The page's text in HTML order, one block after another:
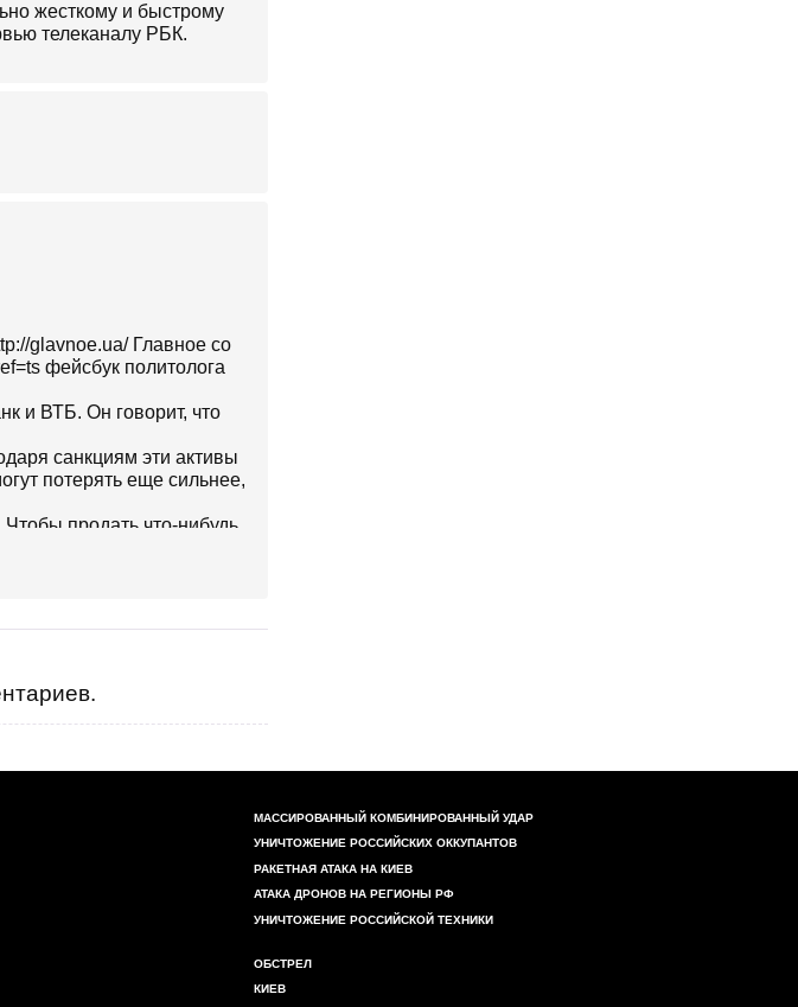
жесткому и быстрому
телеканалу РБК.
glavnoe.ua/ Главное со
фейсбук политолога
и ВТБ. Он говорит, что
санкциям эти активы
потерять еще сильнее,
продать что-нибудь
два ненужных крупных
МАССИРОВАННЫЙ КОМБИНИРОВАННЫЙ УДАР
УНИЧТОЖЕНИЕ РОССИЙСКИХ ОККУПАНТОВ
РАКЕТНАЯ АТАКА НА КИЕВ
АТАКА ДРОНОВ НА РЕГИОНЫ РФ
УНИЧТОЖЕНИЕ РОССИЙСКОЙ ТЕХНИКИ
ОБСТРЕЛ
КИЕВ